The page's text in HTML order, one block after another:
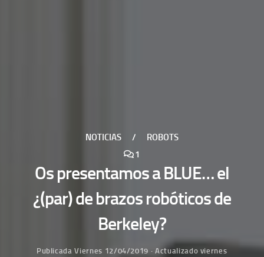
NOTICIAS /
ROBOTS
1
Os presentamos a BLUE… el
¿(par) de brazos robóticos de
Berkeley?
PublicadaViernes 12/04/2019 · Actualizado viernes